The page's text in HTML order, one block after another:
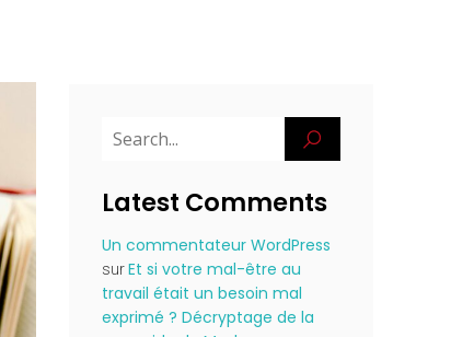
Latest Comments
Un commentateur WordPress
surEt si votre mal-être au
travail était un besoin mal
exprimé ? Décryptage de la